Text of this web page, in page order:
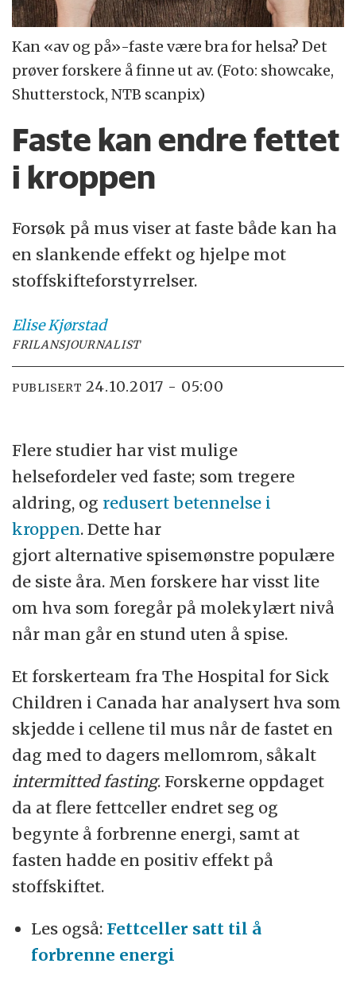
Kan «av og på»-faste være bra for helsa? Det
prøver forskere å finne ut av. (Foto: showcake,
Shutterstock, NTB scanpix)
Faste kan endre fettet
i kroppen
Forsøk på mus viser at faste både kan ha
en slankende effekt og hjelpe mot
stoffskifteforstyrrelser.
EliseKjørstad
FRILANSJOURNALIST
PUBLISERT 24.10.2017 - 05:00
Flere studier har vist mulige
helsefordeler ved faste; som tregere
aldring, og redusert betennelse i
kroppen. Dette har
gjort alternative spisemønstre populære
de siste åra. Men forskere har visst lite
om hva som foregår på molekylært nivå
når man går en stund uten å spise.
Et forskerteam fra The Hospital for Sick
Children i Canada har analysert hva som
skjedde i cellene til mus når de fastet en
dag med to dagers mellomrom, såkalt
intermitted fasting. Forskerne oppdaget
da at flere fettceller endret seg og
begynte å forbrenne energi, samt at
fasten hadde en positiv effekt på
stoffskiftet.
Les også:Fettceller satt til å
forbrenne energi